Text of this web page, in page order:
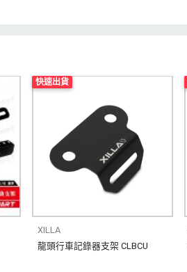
快速出貨
XILLA
龍頭行車記錄器支架 CLBCU